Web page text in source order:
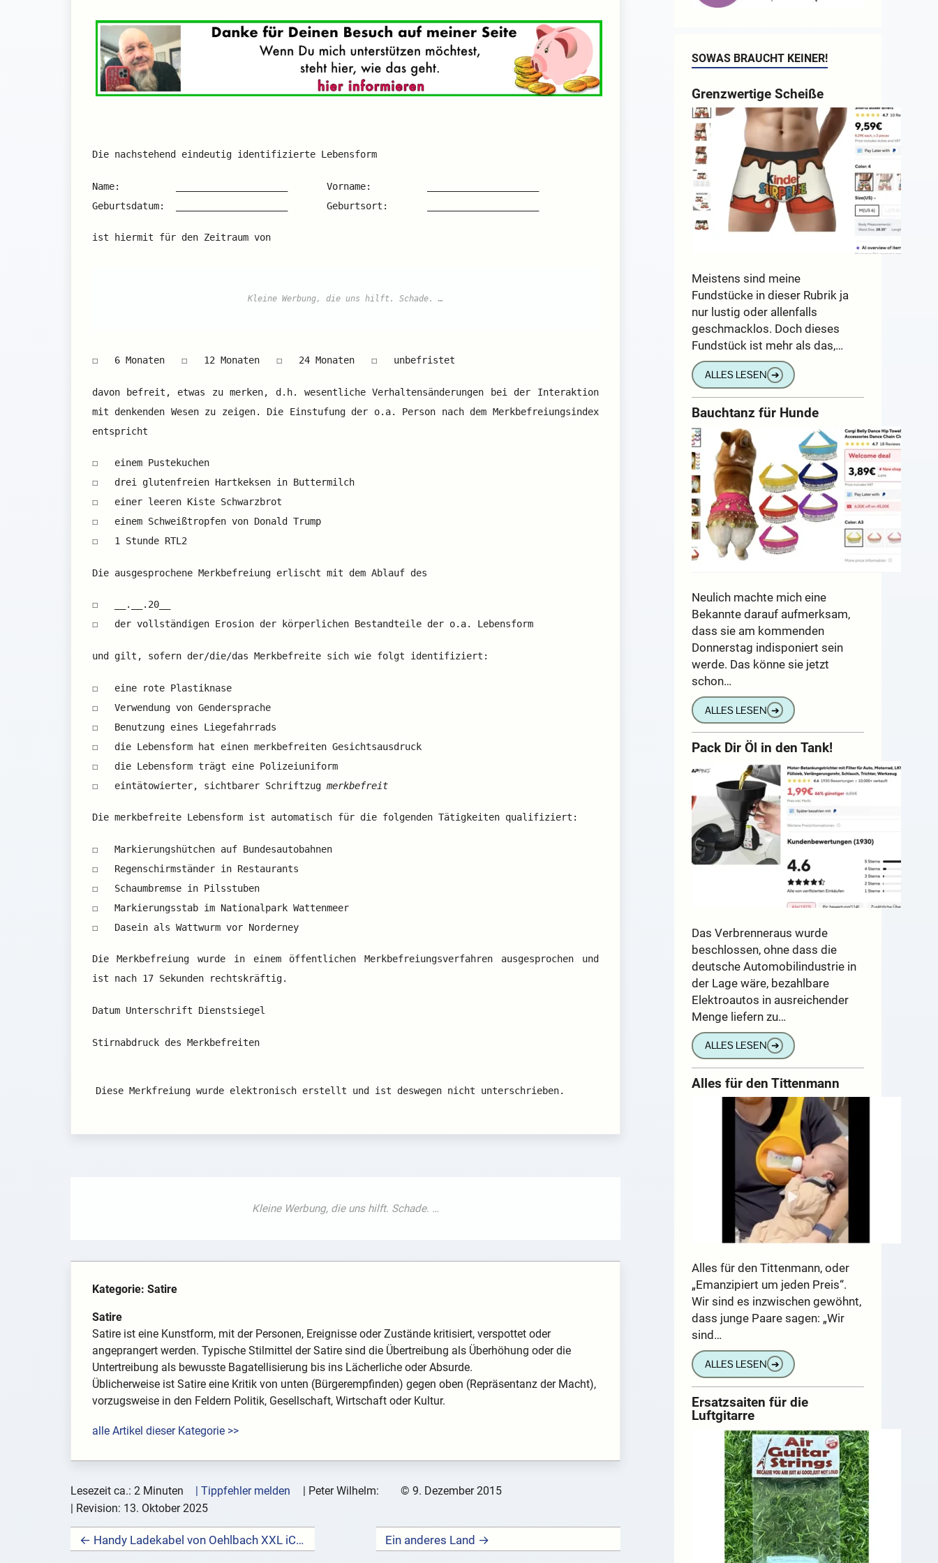
Die nachstehend eindeutig identifizierte Lebensform
Name: ____________________ Vorname: ____________________
Geburtsdatum: ____________________ Geburtsort: ____________________
ist hiermit für den Zeitraum von
☐ 6 Monaten ☐ 12 Monaten ☐ 24 Monaten ☐ unbefristet
davon befreit, etwas zu merken, d.h. wesentliche Verhaltensänderungen bei der Interaktion
mit denkenden Wesen zu zeigen. Die Einstufung der o.a. Person nach dem Merkbefreiungsindex
entspricht
☐ einem Pustekuchen
☐ drei glutenfreien Hartkeksen in Buttermilch
☐ einer leeren Kiste Schwarzbrot
☐ einem Schweißtropfen von Donald Trump
☐ 1 Stunde RTL2
Die ausgesprochene Merkbefreiung erlischt mit dem Ablauf des
☐ __.__.20__
☐ der vollständigen Erosion der körperlichen Bestandteile der o.a. Lebensform
und gilt, sofern der/die/das Merkbefreite sich wie folgt identifiziert:
☐ eine rote Plastiknase
☐ Verwendung von Gendersprache
☐ Benutzung eines Liegefahrrads
☐ die Lebensform hat einen merkbefreiten Gesichtsausdruck
☐ die Lebensform trägt eine Polizeiuniform
☐ eintätowierter, sichtbarer Schriftzug merkbefreit
Die merkbefreite Lebensform ist automatisch für die folgenden Tätigkeiten qualifiziert:
☐ Markierungshütchen auf Bundesautobahnen
☐ Regenschirmständer in Restaurants
☐ Schaumbremse in Pilsstuben
☐ Markierungsstab im Nationalpark Wattenmeer
☐ Dasein als Wattwurm vor Norderney
Die Merkbefreiung wurde in einem öffentlichen Merkbefreiungsverfahren ausgesprochen und
ist nach 17 Sekunden rechtskräftig.
Datum Unterschrift Dienstsiegel
Stirnabdruck des Merkbefreiten
Diese Merkfreiung wurde elektronisch erstellt und ist deswegen nicht unterschrieben.
Kategorie: Satire
Satire
Satire ist eine Kunstform, mit der Personen, Ereignisse oder Zustände kritisiert, verspottet oder
angeprangert werden. Typische Stilmittel der Satire sind die Übertreibung als Überhöhung oder die
Untertreibung als bewusste Bagatellisierung bis ins Lächerliche oder Absurde.
Üblicherweise ist Satire eine Kritik von unten (Bürgerempfinden) gegen oben (Repräsentanz der Macht),
vorzugsweise in den Feldern Politik, Gesellschaft, Wirtschaft oder Kultur.
alle Artikel dieser Kategorie >>
Lesezeit ca.: 2 Minuten | Tippfehler melden | Peter Wilhelm: © 9. Dezember 2015
| Revision: 13. Oktober 2025
← Handy Ladekabel von Oehlbach XXL iConnect Ein anderes Land →
SOWAS BRAUCHT KEINER!
Grenzwertige Scheiße
Meistens sind meine
Fundstücke in dieser Rubrik ja
nur lustig oder allenfalls
geschmacklos. Doch dieses
Fundstück ist mehr als das,…
ALLES LESEN ➔
Bauchtanz für Hunde
Neulich machte mich eine
Bekannte darauf aufmerksam,
dass sie am kommenden
Donnerstag indisponiert sein
werde. Das könne sie jetzt
schon…
ALLES LESEN ➔
Pack Dir Öl in den Tank!
Das Verbrenneraus wurde
beschlossen, ohne dass die
deutsche Automobilindustrie in
der Lage wäre, bezahlbare
Elektroautos in ausreichender
Menge liefern zu…
ALLES LESEN ➔
Alles für den Tittenmann
Alles für den Tittenmann, oder
„Emanzipiert um jeden Preis“.
Wir sind es inzwischen gewöhnt,
dass junge Paare sagen: „Wir
sind…
ALLES LESEN ➔
Ersatzsaiten für die
Luftgitarre